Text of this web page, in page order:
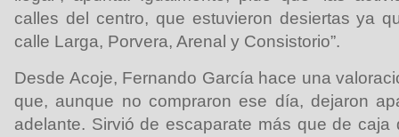
calles del centro, que estuvieron desiertas ya
calle Larga, Porvera, Arenal y Consistorio”.
Desde Acoje, Fernando García hace una
que, aunque no compraron ese día, dejaron
adelante. Sirvió de escaparate más que de caja